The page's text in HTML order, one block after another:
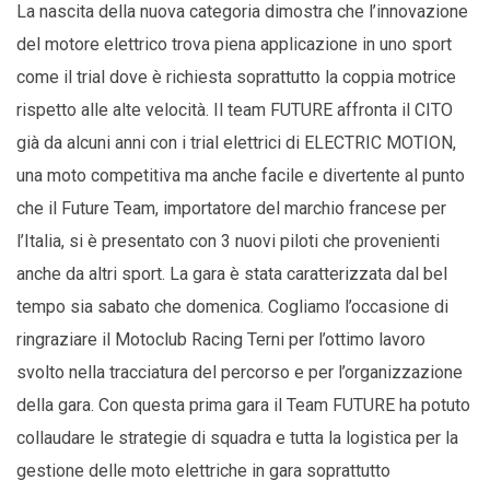
La nascita della nuova categoria dimostra che l’innovazione
del motore elettrico trova piena applicazione in uno sport
come il trial dove è richiesta soprattutto la coppia motrice
rispetto alle alte velocità. Il team FUTURE affronta il CITO
già da alcuni anni con i trial elettrici di ELECTRIC MOTION,
una moto competitiva ma anche facile e divertente al punto
che il Future Team, importatore del marchio francese per
l’Italia, si è presentato con 3 nuovi piloti che provenienti
anche da altri sport. La gara è stata caratterizzata dal bel
tempo sia sabato che domenica. Cogliamo l’occasione di
ringraziare il Motoclub Racing Terni per l’ottimo lavoro
svolto nella tracciatura del percorso e per l’organizzazione
della gara. Con questa prima gara il Team FUTURE ha potuto
collaudare le strategie di squadra e tutta la logistica per la
gestione delle moto elettriche in gara soprattutto